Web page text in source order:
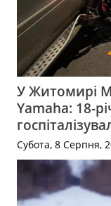
У Житомирі
Yamaha: 18-
Субота, 8 Серпня,